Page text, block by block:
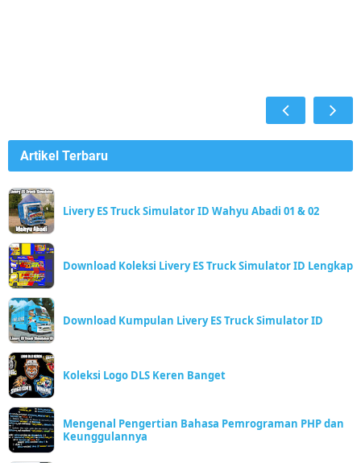
Artikel Terbaru
Livery ES Truck Simulator ID Wahyu Abadi 01 & 02
Download Koleksi Livery ES Truck Simulator ID Lengkap
Download Kumpulan Livery ES Truck Simulator ID
Koleksi Logo DLS Keren Banget
Mengenal Pengertian Bahasa Pemrograman PHP dan
Keunggulannya